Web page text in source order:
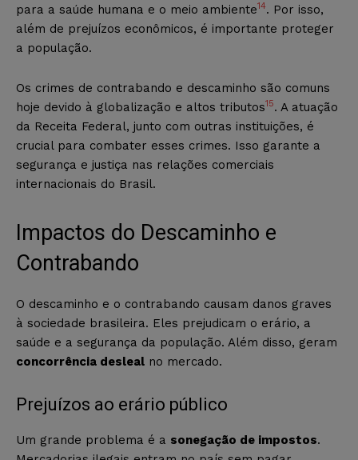
para a saúde humana e o meio ambiente14. Por isso,
além de prejuízos econômicos, é importante proteger
a população.
Os crimes de contrabando e descaminho são comuns
hoje devido à globalização e altos tributos15. A atuação
da Receita Federal, junto com outras instituições, é
crucial para combater esses crimes. Isso garante a
segurança e justiça nas relações comerciais
internacionais do Brasil.
Impactos do Descaminho e
Contrabando
O descaminho e o contrabando causam danos graves
à sociedade brasileira. Eles prejudicam o erário, a
saúde e a segurança da população. Além disso, geram
concorrência desleal no mercado.
Prejuízos ao erário público
Um grande problema é a sonegação de impostos.